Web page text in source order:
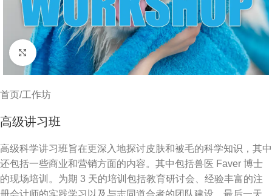
Click to enlarge
首页/工作坊
高级讲习班
高级科学讲习班旨在更深入地探讨皮肤和被毛的科学知识，其中
还包括一些商业和营销方面的内容。其中包括兽医 Faver 博士
的现场培训。为期 3 天的培训包括教育研讨会、经验丰富的注